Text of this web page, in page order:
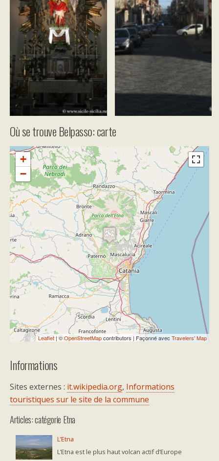
Où se trouve Belpasso: carte
Travelers' Map is loading...
If you see this after your page is
loaded completely, leafletJS files are
missing.
+
−
Leaflet| ©OpenStreetMapcontributors | Façonné avec Travelers' Map
Informations
Sites externes : it.wikipedia.org, Informations
touristiques sur le site de la commune
Articles: catégorie Etna
L’Etna
L’Etna est le plus haut volcan actif d’Europe